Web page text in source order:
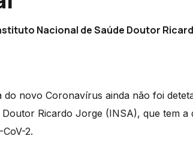
Nacional de Saúde Doutor
do novo Coronavírus ainda não foi
Doutor Ricardo Jorge (INSA), que tem
2.